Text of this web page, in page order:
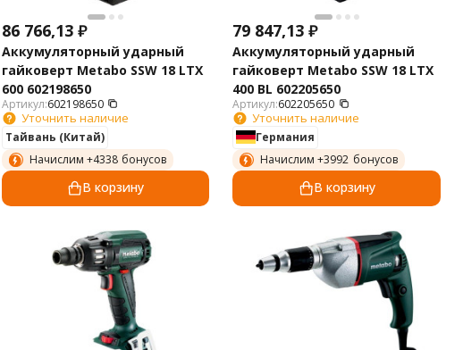
86 766,13 ₽
Аккумуляторный ударный
гайковерт Metabo SSW 18 LTX
600 602198650
Артикул:602198650
Уточнить наличие
Тайвань (Китай)
Начислим +4338 бонусов
В корзину
79 847,13 ₽
Аккумуляторный ударный
гайковерт Metabo SSW 18 LTX
400 BL 602205650
Артикул:602205650
Уточнить наличие
Германия
Начислим +3992 бонусов
В корзину